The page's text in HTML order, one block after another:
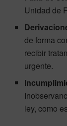
Unidad de
de forma
recibir
urgente.
ley, como